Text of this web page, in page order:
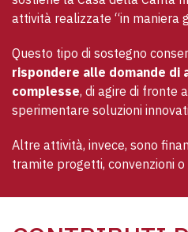
attività realizzate “in maniera
Questo tipo di sostegno
rispondere alle domande di
complesse, di agire di fronte
sperimentare soluzioni
Altre attività, invece, sono
tramite progetti, convenzioni